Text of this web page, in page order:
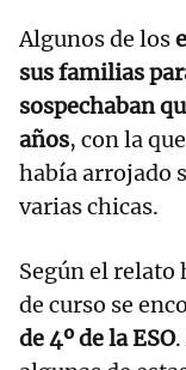
Algunos de los
sus familias
sospechaban
años, con la
había arrojado
varias chicas.
Según el relato
de curso se
de 4º de la ESO